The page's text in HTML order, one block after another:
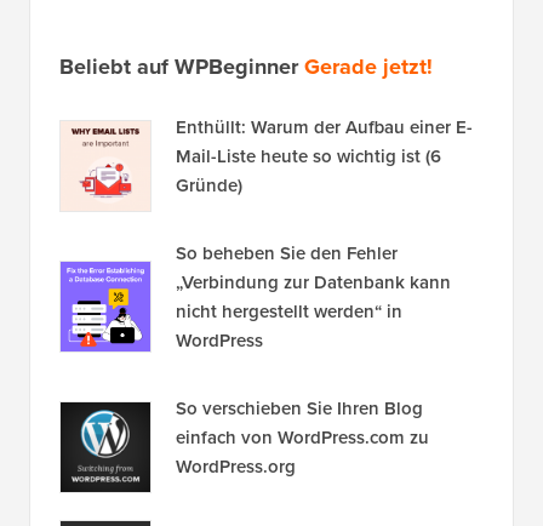
Beliebt auf WPBeginnerGerade jetzt!
Enthüllt: Warum der Aufbau einer E-
Mail-Liste heute so wichtig ist (6
Gründe)
So beheben Sie den Fehler
„Verbindung zur Datenbank kann
nicht hergestellt werden“ in
WordPress
So verschieben Sie Ihren Blog
einfach von WordPress.com zu
WordPress.org